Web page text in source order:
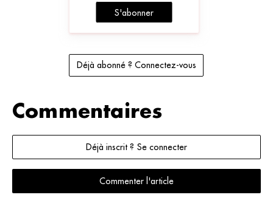
S'abonner
Déjà abonné ? Connectez-vous
Commentaires
Déjà inscrit ? Se connecter
Commenter l'article